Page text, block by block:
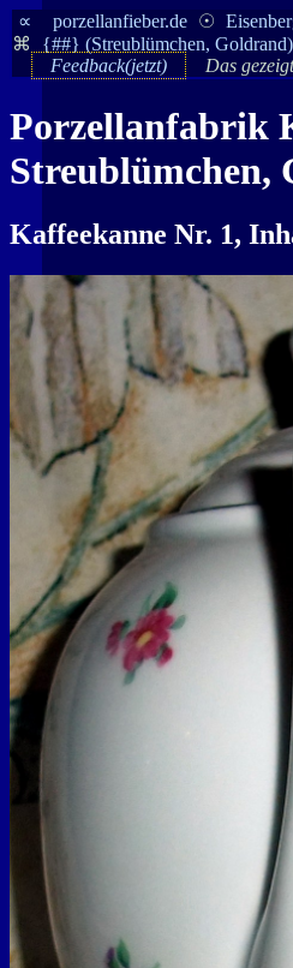
∝ porzellanfieber.de ☉
⌘
{##} (Streublümchen, Goldrand)
Feedback(jetzt)
Das
Porzellanfabrik
Streublümchen,
Kaffeekanne Nr. 1,